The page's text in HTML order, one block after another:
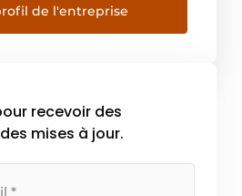
parmi les premières
de piles et batteries
de l'entreprise
recevoir des
mises à jour.